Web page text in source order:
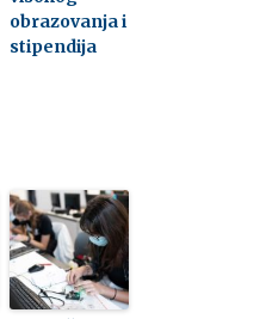
obrazovanja i
stipendija